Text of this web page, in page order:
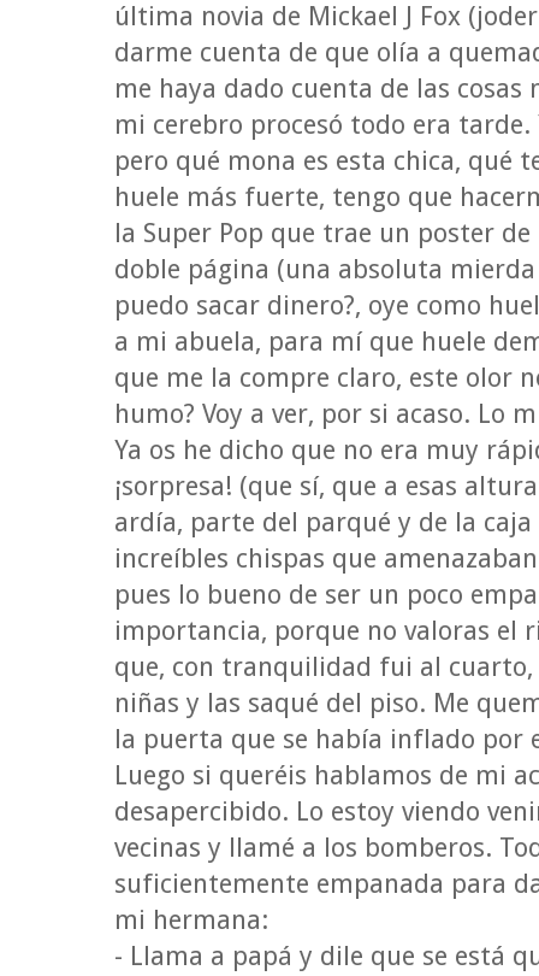
última novia de Mickael J Fox
darme cuenta de que olía a
me haya dado cuenta de las
mi cerebro procesó todo era tarde.
pero qué mona es esta chica, qué
huele más fuerte, tengo que
la Super Pop que trae un poster
doble página (una absoluta mierda
puedo sacar dinero?, oye como
a mi abuela, para mí que huele
que me la compre claro, este olor
humo? Voy a ver, por si acaso. Lo
Ya os he dicho que no era muy
¡sorpresa! (que sí, que a esas
ardía, parte del parqué y de la
increíbles chispas que
pues lo bueno de ser un poco
importancia, porque no valoras el
que, con tranquilidad fui al
niñas y las saqué del piso. Me
la puerta que se había inflado por
Luego si queréis hablamos de mi
desapercibido. Lo estoy viendo
vecinas y llamé a los bomberos.
suficientemente empanada para
mi hermana:
- Llama a papá y dile que se está